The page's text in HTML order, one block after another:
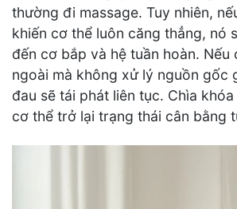
thường đi massage. Tuy nhiên,
khiến cơ thể luôn căng thẳng, nó
đến cơ bắp và hệ tuần hoàn. Nếu
ngoài mà không xử lý nguồn gốc
đau sẽ tái phát liên tục. Chìa
cơ thể trở lại trạng thái cân bằng